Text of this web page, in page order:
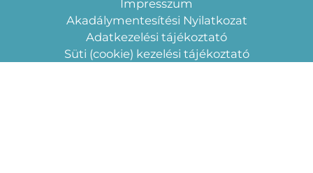
Impresszum
Akadálymentesítési Nyilatkozat
Adatkezelési tájékoztató
Süti (cookie) kezelési tájékoztató